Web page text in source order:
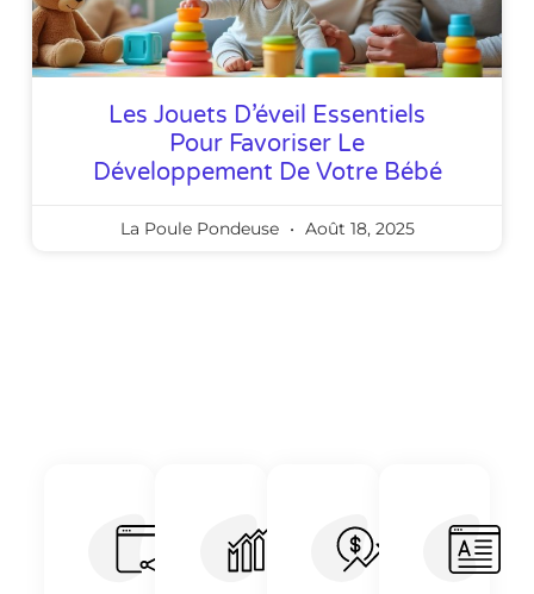
Les Jouets D’éveil Essentiels
Pour Favoriser Le
Développement De Votre Bébé
La Poule Pondeuse Août 18, 2025